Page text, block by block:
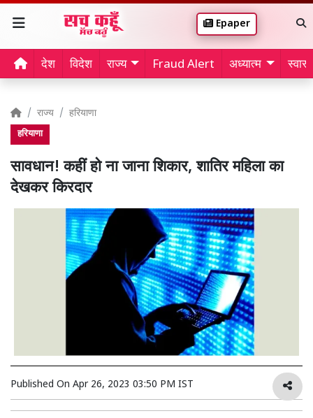
Epaper
देश विदेश राज्य Fraud Alert अध्यात्म
राज्य हरियाणा
हरियाणा
सावधान! कहीं हो ना जाना शिकार, शातिर महिला का
देखकर किरदार
Published On Apr 26, 2023 03:50 PM IST